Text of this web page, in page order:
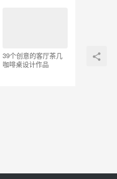
39个创意的客厅茶几
咖啡桌设计作品